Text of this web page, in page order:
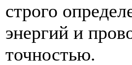
строго
энергий и
точностью.